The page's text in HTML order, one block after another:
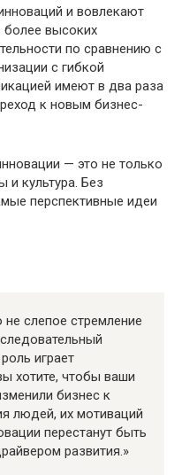
и вовлекают
более высоких
по сравнению с
с гибкой
имеют в два раза
к новым бизнес-
— это не только
и культура. Без
перспективные идеи
слепое стремление
играет
хотите, чтобы ваши
бизнес к
людей, их мотиваций
перестанут быть
развития.»